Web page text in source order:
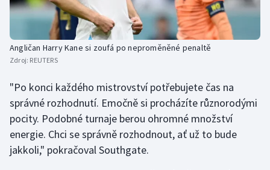
Angličan Harry Kane si zoufá po neproměněné penaltě
Zdroj: REUTERS
"Po konci každého mistrovství potřebujete čas na
správné rozhodnutí. Emočně si procházíte různorodými
pocity. Podobné turnaje berou ohromné množství
energie. Chci se správně rozhodnout, ať už to bude
jakkoli," pokračoval Southgate.